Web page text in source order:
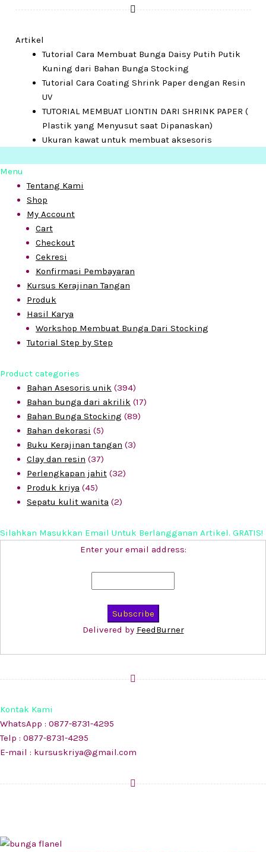
Artikel
Tutorial Cara Membuat Bunga Daisy Putih Putik
Kuning dari Bahan Bunga Stocking
Tutorial Cara Coating Shrink Paper dengan Resin
UV
TUTORIAL MEMBUAT LIONTIN DARI SHRINK PAPER (
Plastik yang Menyusut saat Dipanaskan)
Ukuran kawat untuk membuat aksesoris
Menu
Tentang Kami
Shop
My Account
Cart
Checkout
Cekresi
Konfirmasi Pembayaran
Kursus Kerajinan Tangan
Produk
Hasil Karya
Workshop Membuat Bunga Dari Stocking
Tutorial Step by Step
Product categories
Bahan Asesoris unik (394)
Bahan bunga dari akrilik (17)
Bahan Bunga Stocking (89)
Bahan dekorasi (5)
Buku Kerajinan tangan (3)
Clay dan resin (37)
Perlengkapan jahit (32)
Produk kriya (45)
Sepatu kulit wanita (2)
Silahkan Masukkan Email Untuk Berlangganan Artikel. GRATIS!
Enter your email address:
Delivered by FeedBurner
Kontak Kami
WhatsApp : 0877-8731-4295
Telp : 0877-8731-4295
E-mail : kursuskriya@gmail.com